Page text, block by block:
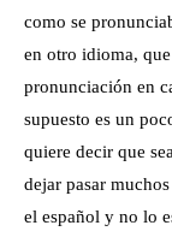
como se
en otro idioma,
pronunciación en
supuesto es un
quiere decir que
dejar pasar
el español y no lo